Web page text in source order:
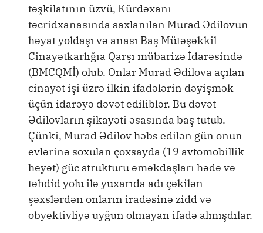
təşkilatının üzvü, Kürdəxanı
təcridxanasında saxlanılan Murad Ədilovun
həyat yoldaşı və anası Baş Mütəşəkkil
Cinayətkarlığıa Qarşı mübarizə İdarəsində
(BMCQMİ) olub. Onlar Murad Ədilova açılan
cinayət işi üzrə ilkin ifadələrin dəyişmək
üçün idarəyə dəvət ediliblər. Bu dəvət
Ədilovların şikayəti əsasında baş tutub.
Çünki, Murad Ədilov həbs edilən gün onun
evlərinə soxulan çoxsayda (19 avtomobillik
heyət) güc strukturu əməkdaşları hədə və
təhdid yolu ilə yuxarıda adı çəkilən
şəxslərdən onların iradəsinə zidd və
obyektivliyə uyğun olmayan ifadə almışdılar.